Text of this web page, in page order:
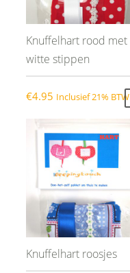
Knuffelhart rood met
witte stippen
€4.95 Inclusief 21% BTW
Knuffelhart roosjes